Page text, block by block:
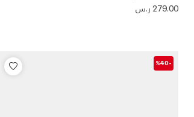
279.00 ر.س
-%40